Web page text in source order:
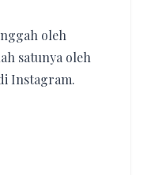
oleh
satunya oleh
Instagram.